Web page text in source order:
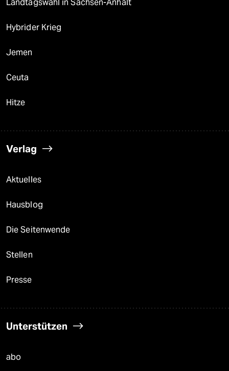
Landtagswahl in Sachsen-Anhalt
Hybrider Krieg
Jemen
Ceuta
Hitze
Verlag
Aktuelles
Hausblog
Die Seitenwende
Stellen
Presse
Unterstützen
abo